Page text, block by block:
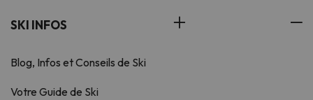
SKI INFOS
Blog, Infos et Conseils de Ski
Votre Guide de Ski